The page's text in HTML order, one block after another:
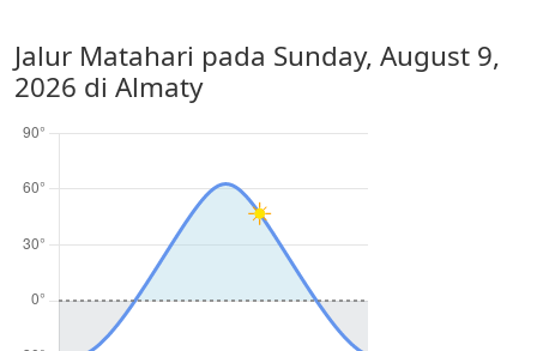
Jalur Matahari pada Sunday, August 9,
2026 di Almaty